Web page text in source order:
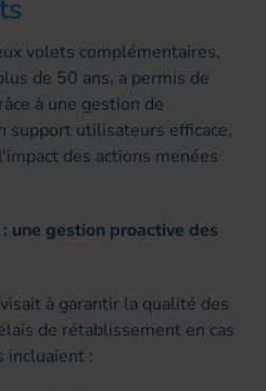
volets complémentaires,
de 50 ans, a permis de
à une gestion de
support utilisateurs efficace,
des actions menées
une gestion proactive des
à garantir la qualité des
de rétablissement en cas
incluaient :